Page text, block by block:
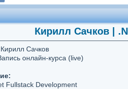
Кирилл Сачков |
Кирилл Сачков
онлайн-курса (live)
Fullstack Development